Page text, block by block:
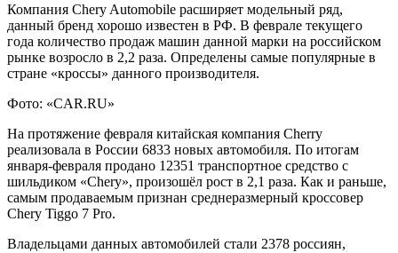
Компания Chery Automobile расширяет модельный ряд,
данный бренд хорошо известен в РФ. В феврале текущего
года количество продаж машин данной марки на российском
рынке возросло в 2,2 раза. Определены самые популярные в
стране «кроссы» данного производителя.
Фото: «CAR.RU»
На протяжение февраля китайская компания Cherry
реализовала в России 6833 новых автомобиля. По итогам
января-февраля продано 12351 транспортное средство с
шильдиком «Chery», произошёл рост в 2,1 раза. Как и раньше,
самым продаваемым признан среднеразмерный кроссовер
Chery Tiggo 7 Pro.
Владельцами данных автомобилей стали 2378 россиян,